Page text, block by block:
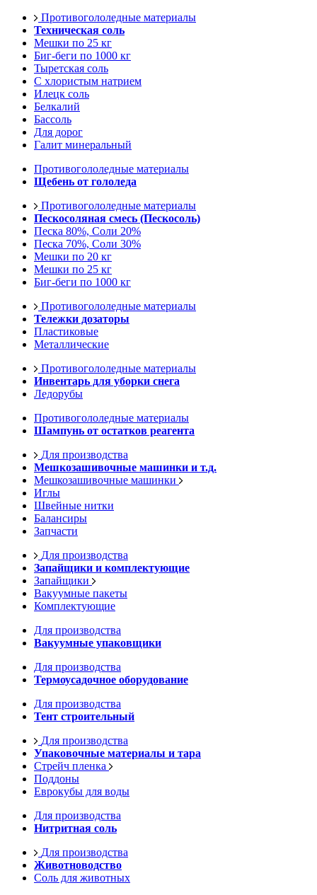
Противогололедные материалы
Техническая соль
Мешки по 25 кг
Биг-беги по 1000 кг
Тыретская соль
С хлористым натрием
Илецк соль
Белкалий
Бассоль
Для дорог
Галит минеральный
Противогололедные материалы
Щебень от гололеда
Противогололедные материалы
Пескосоляная смесь (Пескосоль)
Песка 80%, Соли 20%
Песка 70%, Соли 30%
Мешки по 20 кг
Мешки по 25 кг
Биг-беги по 1000 кг
Противогололедные материалы
Тележки дозаторы
Пластиковые
Металлические
Противогололедные материалы
Инвентарь для уборки снега
Ледорубы
Противогололедные материалы
Шампунь от остатков реагента
Для производства
Мешкозашивочные машинки и т.д.
Мешкозашивочные машинки
Иглы
Швейные нитки
Балансиры
Запчасти
Для производства
Запайщики и комплектующие
Запайщики
Вакуумные пакеты
Комплектующие
Для производства
Вакуумные упаковщики
Для производства
Термоусадочное оборудование
Для производства
Тент строительный
Для производства
Упаковочные материалы и тара
Стрейч пленка
Поддоны
Еврокубы для воды
Для производства
Нитритная соль
Для производства
Животноводство
Соль для животных